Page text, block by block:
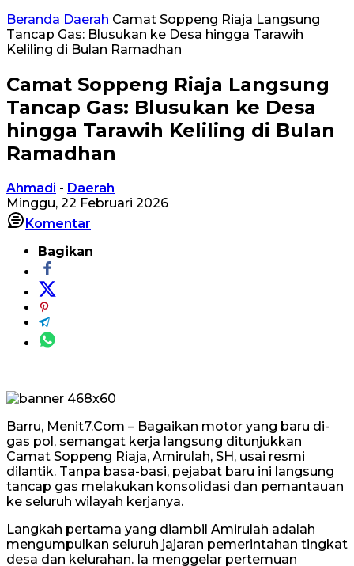
Beranda Daerah Camat Soppeng Riaja Langsung
Tancap Gas: Blusukan ke Desa hingga Tarawih
Keliling di Bulan Ramadhan
Camat Soppeng Riaja Langsung
Tancap Gas: Blusukan ke Desa
hingga Tarawih Keliling di Bulan
Ramadhan
Ahmadi - Daerah
Minggu, 22 Februari 2026
Komentar
Bagikan
Barru, Menit7.Com – Bagaikan motor yang baru di-
gas pol, semangat kerja langsung ditunjukkan
Camat Soppeng Riaja, Amirulah, SH, usai resmi
dilantik. Tanpa basa-basi, pejabat baru ini langsung
tancap gas melakukan konsolidasi dan pemantauan
ke seluruh wilayah kerjanya.
Langkah pertama yang diambil Amirulah adalah
mengumpulkan seluruh jajaran pemerintahan tingkat
desa dan kelurahan. Ia menggelar pertemuan